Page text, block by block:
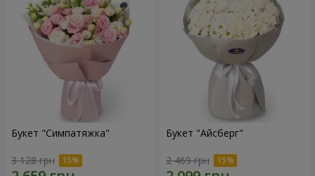
Букет "Симпатяжка"
3 128 грн
Букет "Айсберг"
2 469 грн